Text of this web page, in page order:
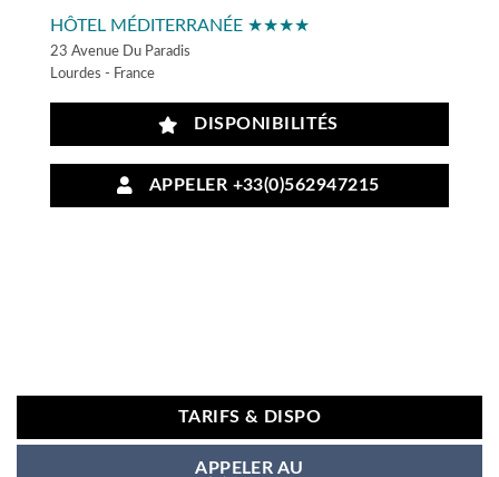
HÔTEL MÉDITERRANÉE ★★★★
23 Avenue Du Paradis
Lourdes - France
DISPONIBILITÉS
APPELER +33(0)562947215
TARIFS & DISPO
APPELER AU